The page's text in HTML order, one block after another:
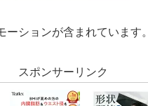
ーションが含まれています。
スポンサーリンク